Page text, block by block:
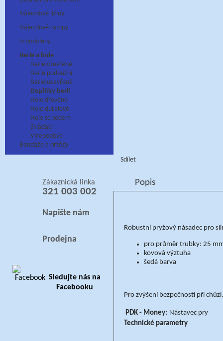
Nájezdové ližiny
Nájezdové rampy
Schodolezy
Berle a hole
Berle otevřené
Berle podpažní
Berle uzavřené
Doplňky berlí
Hole dřevěné
Hole duralové
Hole se sedem
Skládací
Vícebodové
Bandáže a ortézy
Zákaznická linka
321 003 002
Napište nám
Prodejna
Sledujte nás na
Facebooku
Sdílet
Popis
Robustní pryžový násadec pro
pro průměr trubky: 25
kovová výztuha
šedá barva
Pro zvýšení bezpečnosti při chůzi.
PDK - Money: Nástavec pry
Technické parametry